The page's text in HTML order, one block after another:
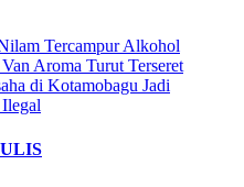
Tercampur Alkohol
Aroma Turut Terseret
di Kotamobagu Jadi